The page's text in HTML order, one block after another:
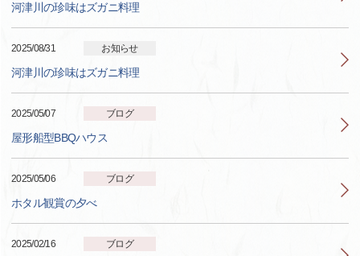
河津川の珍味はズガニ料理
2025/08/31 お知らせ
河津川の珍味はズガニ料理
2025/05/07 ブログ
屋形船型BBQハウス
2025/05/06 ブログ
ホタル観賞の夕べ
2025/02/16 ブログ